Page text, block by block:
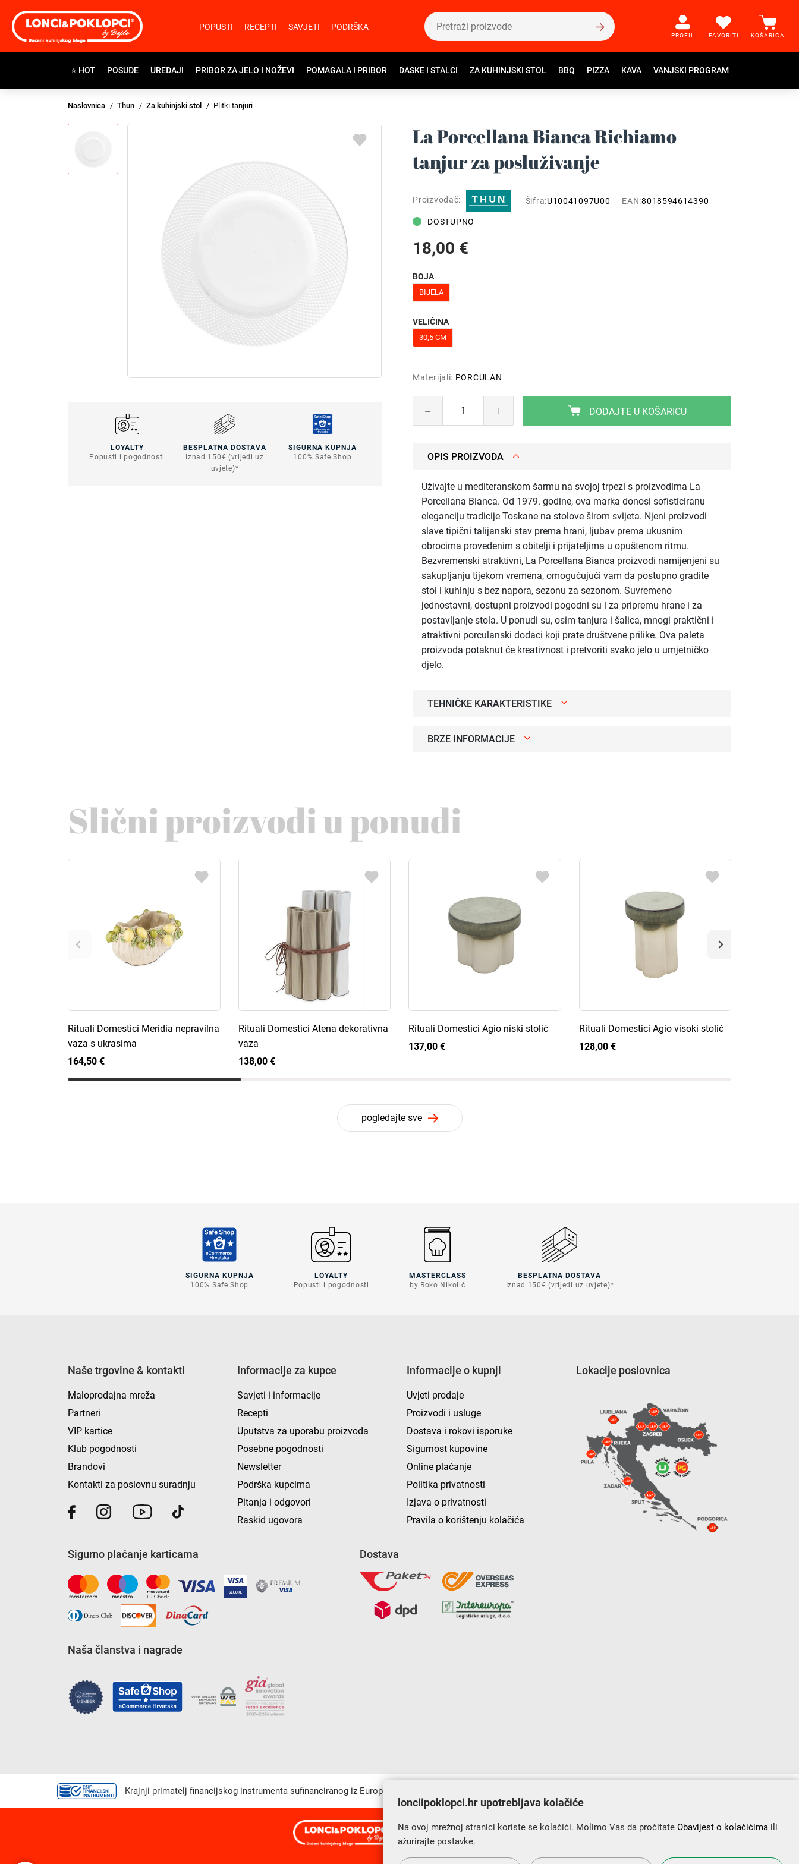
POPUSTI RECEPTI SAVJETI PODRŠKA
PROFIL FAVORITI KOŠARICA
⭐ HOT POSUĐE UREĐAJI PRIBOR ZA JELO I NOŽEVI POMAGALA I PRIBOR DASKE I STALCI ZA KUHINJSKI STOL BBQ PIZZA KAVA VANJSKI PROGRAM
Naslovnica Thun Za kuhinjski stol Plitki tanjuri
LOYALTY
Popusti i pogodnosti
BESPLATNA DOSTAVA
Iznad 150€ (vrijedi uz
uvjete)*
SIGURNA KUPNJA
100% Safe Shop
La Porcellana Bianca Richiamo
tanjur za posluživanje
Proizvođač: Šifra:U10041097U00 EAN:8018594614390
DOSTUPNO
18,00 €
BOJA
BIJELA
VELIČINA
30,5 CM
Materijali: PORCULAN
DODAJTE U KOŠARICU
OPIS PROIZVODA
Uživajte u mediteranskom šarmu na svojoj trpezi s proizvodima La
Porcellana Bianca. Od 1979. godine, ova marka donosi sofisticiranu
eleganciju tradicije Toskane na stolove širom svijeta. Njeni proizvodi
slave tipični talijanski stav prema hrani, ljubav prema ukusnim
obrocima provedenim s obitelji i prijateljima u opuštenom ritmu.
Bezvremenski atraktivni, La Porcellana Bianca proizvodi namijenjeni su
sakupljanju tijekom vremena, omogućujući vam da postupno gradite
stol i kuhinju s bez napora, sezonu za sezonom. Suvremeno
jednostavni, dostupni proizvodi pogodni su i za pripremu hrane i za
postavljanje stola. U ponudi su, osim tanjura i šalica, mnogi praktični i
atraktivni porculanski dodaci koji prate društvene prilike. Ova paleta
proizvoda potaknut će kreativnost i pretvoriti svako jelo u umjetničko
djelo.
TEHNIČKE KARAKTERISTIKE
BRZE INFORMACIJE
Slični proizvodi u ponudi
Rituali Domestici Meridia nepravilna
vaza s ukrasima
164,50 €
Rituali Domestici Atena dekorativna
vaza
138,00 €
Rituali Domestici Agio niski stolić
137,00 €
Rituali Domestici Agio visoki stolić
128,00 €
pogledajte sve
SIGURNA KUPNJA
100% Safe Shop
LOYALTY
Popusti i pogodnosti
MASTERCLASS
by Roko Nikolić
BESPLATNA DOSTAVA
Iznad 150€ (vrijedi uz uvjete)*
Naše trgovine & kontakti
Maloprodajna mreža
Partneri
VIP kartice
Klub pogodnosti
Brandovi
Kontakti za poslovnu suradnju
Informacije za kupce
Savjeti i informacije
Recepti
Uputstva za uporabu proizvoda
Posebne pogodnosti
Newsletter
Podrška kupcima
Pitanja i odgovori
Raskid ugovora
Informacije o kupnji
Uvjeti prodaje
Proizvodi i usluge
Dostava i rokovi isporuke
Sigurnost kupovine
Online plaćanje
Politika privatnosti
Izjava o privatnosti
Pravila o korištenju kolačića
Lokacije poslovnica
Sigurno plaćanje karticama
Naša članstva i nagrade
Dostava
Krajnji primatelj financijskog instrumenta sufinanciranog iz Europskog fonda za regionalni razvoj u sklopu Operativnog programa „Konkurentnost i kohezija”.
s Vama od 2014. godine!
lonciipoklopci.hr upotrebljava kolačiće
Na ovoj mrežnoj stranici koriste se kolačići. Molimo Vas da pročitate Obavijest o kolačićima ili
ažurirajte postavke.